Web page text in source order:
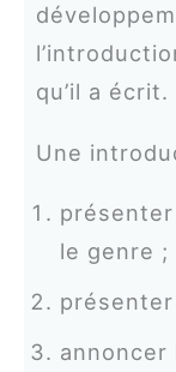
qu’il a écrit.
Une
présenter
le genre ;
annoncer